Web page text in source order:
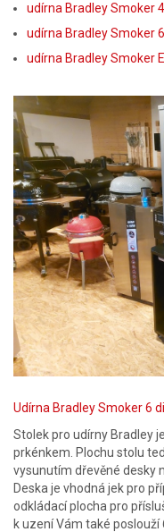
udírna Bradley Smoker
udírna Bradley Smoker
udírna Bradley Smoker
Udírna Bradley Smoker 6
Stolek pro udírny Bradley
prkénkem. Plochu stolu
vysunutím dřevěné desky
Deska je vhodná jek pro
odkládací plocha pro
k uzení Vám také